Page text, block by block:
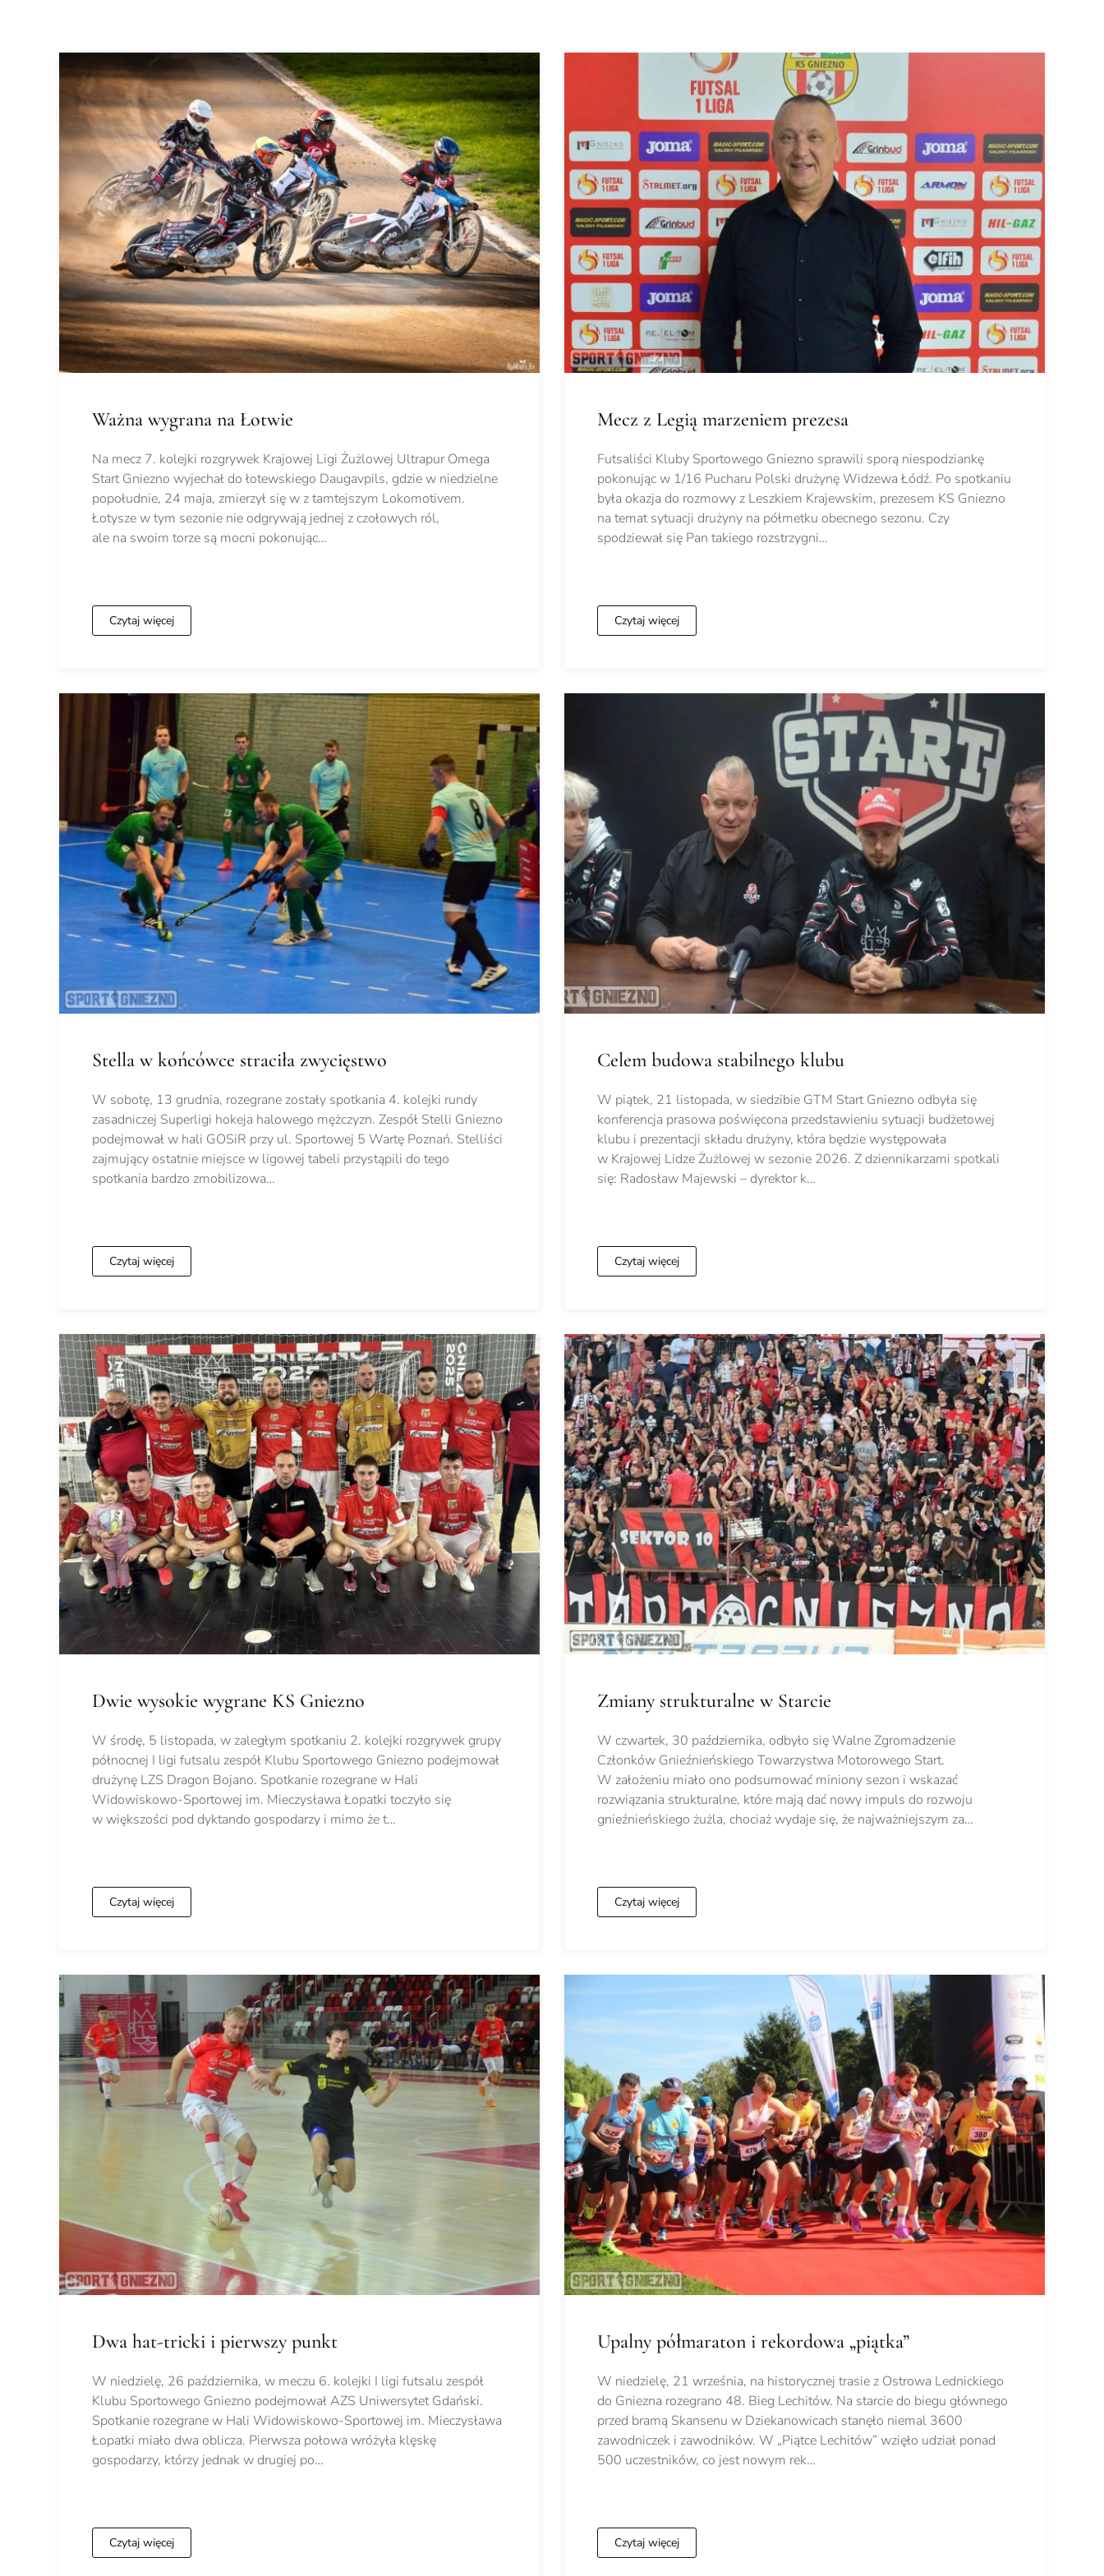
Ważna wygrana na Łotwie
Na mecz 7. kolejki rozgrywek Krajowej Ligi Żużlowej Ultrapur Omega
Start Gniezno wyjechał do łotewskiego Daugavpils, gdzie w niedzielne
popołudnie, 24 maja, zmierzył się w z tamtejszym Lokomotivem.
Łotysze w tym sezonie nie odgrywają jednej z czołowych ról,
ale na swoim torze są mocni pokonując…
Czytaj więcej
Mecz z Legią marzeniem prezesa
Futsaliści Kluby Sportowego Gniezno sprawili sporą niespodziankę
pokonując w 1/16 Pucharu Polski drużynę Widzewa Łódź. Po spotkaniu
była okazja do rozmowy z Leszkiem Krajewskim, prezesem KS Gniezno
na temat sytuacji drużyny na półmetku obecnego sezonu. Czy
spodziewał się Pan takiego rozstrzygni…
Czytaj więcej
Stella w końcówce straciła zwycięstwo
W sobotę, 13 grudnia, rozegrane zostały spotkania 4. kolejki rundy
zasadniczej Superligi hokeja halowego mężczyzn. Zespół Stelli Gniezno
podejmował w hali GOSiR przy ul. Sportowej 5 Wartę Poznań. Stelliści
zajmujący ostatnie miejsce w ligowej tabeli przystąpili do tego
spotkania bardzo zmobilizowa…
Czytaj więcej
Celem budowa stabilnego klubu
W piątek, 21 listopada, w siedzibie GTM Start Gniezno odbyła się
konferencja prasowa poświęcona przedstawieniu sytuacji budżetowej
klubu i prezentacji składu drużyny, która będzie występowała
w Krajowej Lidze Żużlowej w sezonie 2026. Z dziennikarzami spotkali
się: Radosław Majewski – dyrektor k…
Czytaj więcej
Dwie wysokie wygrane KS Gniezno
W środę, 5 listopada, w zaległym spotkaniu 2. kolejki rozgrywek grupy
północnej I ligi futsalu zespół Klubu Sportowego Gniezno podejmował
drużynę LZS Dragon Bojano. Spotkanie rozegrane w Hali
Widowiskowo-Sportowej im. Mieczysława Łopatki toczyło się
w większości pod dyktando gospodarzy i mimo że t…
Czytaj więcej
Zmiany strukturalne w Starcie
W czwartek, 30 października, odbyło się Walne Zgromadzenie
Członków Gnieźnieńskiego Towarzystwa Motorowego Start.
W założeniu miało ono podsumować miniony sezon i wskazać
rozwiązania strukturalne, które mają dać nowy impuls do rozwoju
gnieźnieńskiego żużla, chociaż wydaje się, że najważniejszym za…
Czytaj więcej
Dwa hat-tricki i pierwszy punkt
W niedzielę, 26 października, w meczu 6. kolejki I ligi futsalu zespół
Klubu Sportowego Gniezno podejmował AZS Uniwersytet Gdański.
Spotkanie rozegrane w Hali Widowiskowo-Sportowej im. Mieczysława
Łopatki miało dwa oblicza. Pierwsza połowa wróżyła klęskę
gospodarzy, którzy jednak w drugiej po…
Czytaj więcej
Upalny półmaraton i rekordowa „piątka”
W niedzielę, 21 września, na historycznej trasie z Ostrowa Lednickiego
do Gniezna rozegrano 48. Bieg Lechitów. Na starcie do biegu głównego
przed bramą Skansenu w Dziekanowicach stanęło niemal 3600
zawodniczek i zawodników. W „Piątce Lechitów” wzięło udział ponad
500 uczestników, co jest nowym rek…
Czytaj więcej